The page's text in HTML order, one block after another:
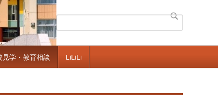
見学・教育相談 LiLiLi